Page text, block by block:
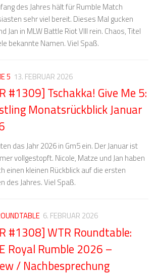
des Jahres hält für Rumble Match
sehr viel bereit. Dieses Mal gucken
Jan in MLW Battle Riot VIII rein. Chaos, Titel
bekannte Namen. Viel Spaß.
5 13. FEBRUAR 2026
#1309] Tschakka! Give Me 5:
Monatsrückblick Januar
das Jahr 2026 in Gm5 ein. Der Januar ist
vollgestopft. Nicole, Matze und Jan haben
einen kleinen Rückblick auf die ersten
des Jahres. Viel Spaß.
6. FEBRUAR 2026
#1308] WTR Roundtable:
Royal Rumble 2026 –
/ Nachbesprechung